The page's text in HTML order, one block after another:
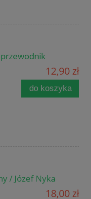
12,90 zł
do koszyka
/ Józef Nyka
18,00 zł